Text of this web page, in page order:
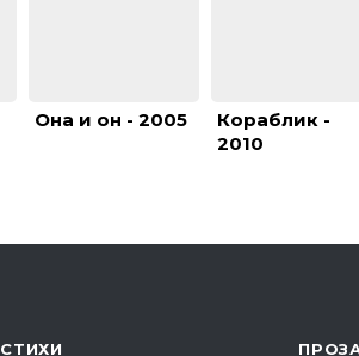
Она и он - 2005
Кораблик -
2010
СТИХИ